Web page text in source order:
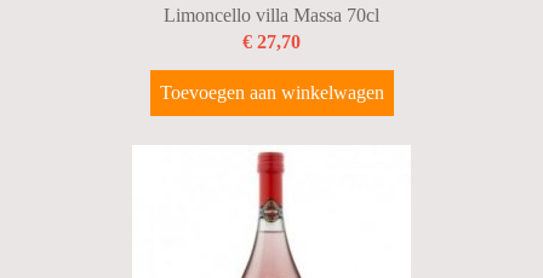
Limoncello villa Massa 70cl
€ 27,70
Toevoegen aan winkelwagen